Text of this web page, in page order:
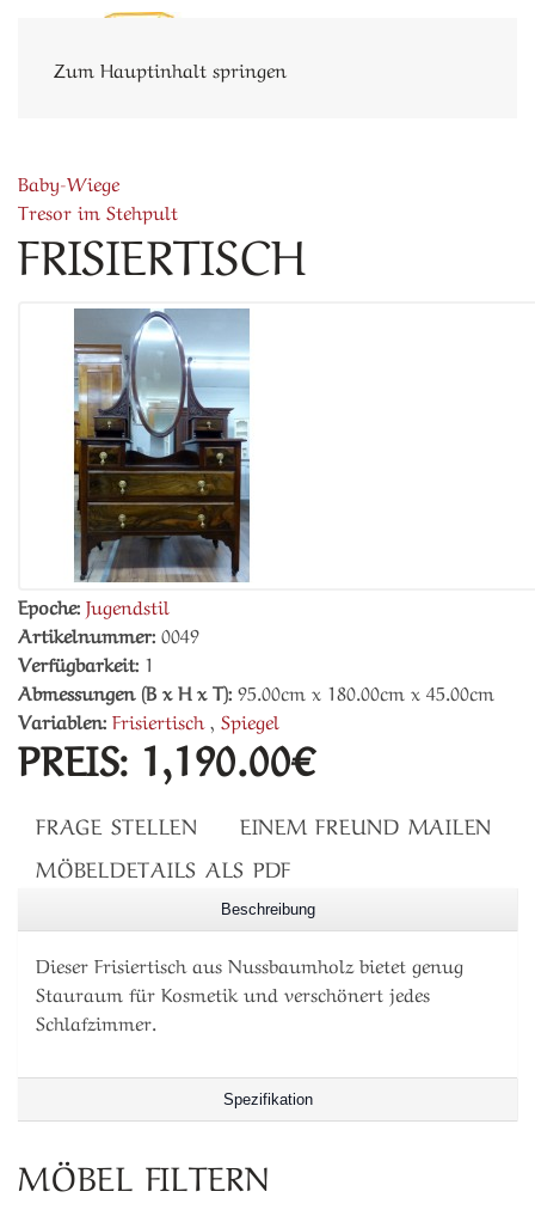
Zum Hauptinhalt springen
Baby-Wiege
Tresor im Stehpult
FRISIERTISCH
Epoche: Jugendstil
Artikelnummer: 0049
Verfügbarkeit: 1
Abmessungen (B x H x T): 95.00cm x 180.00cm x 45.00cm
Variablen: Frisiertisch, Spiegel
PREIS: 1,190.00€
FRAGE STELLEN
EINEM FREUND MAILEN
MÖBELDETAILS ALS PDF
Beschreibung
Dieser Frisiertisch aus Nussbaumholz bietet genug
Stauraum für Kosmetik und verschönert jedes
Schlafzimmer.
Spezifikation
MÖBEL FILTERN